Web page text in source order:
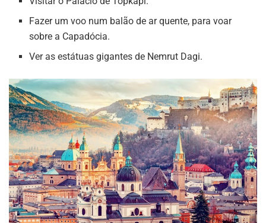
Fazer um voo num balão de ar quente, para voar
sobre a Capadócia.
Ver as estátuas gigantes de Nemrut Dagi.